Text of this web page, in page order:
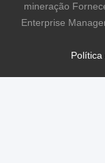
Política
mineração
Enterprise